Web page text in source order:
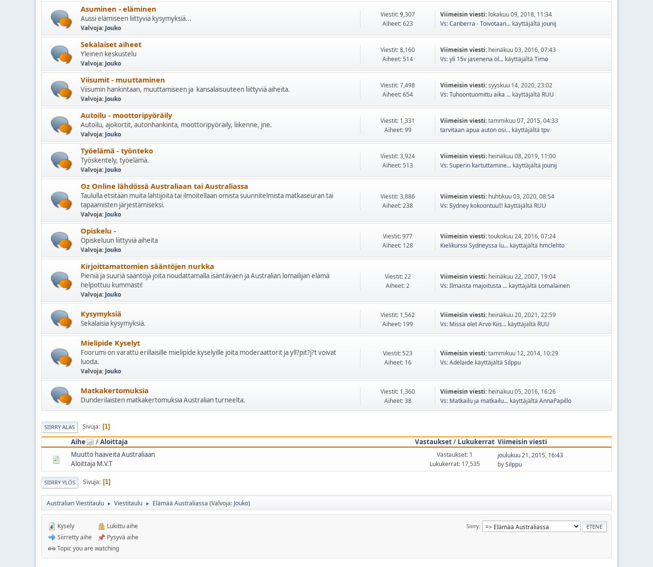
Asuminen - eläminen
Aussi elämiseen liittyviä kysymyksiä...
Valvoja: Jouko
Viestit: 9,307
Aiheet: 623
Viimeisin viesti: lokakuu 09, 2018, 11:34
Vs: Canberra - Toivotaan... käyttäjältä jounij
Sekalaiset aiheet
Yleinen keskustelu
Valvoja: Jouko
Viestit: 8,160
Aiheet: 514
Viimeisin viesti: heinäkuu 03, 2016, 07:43
Vs: yli 15v jasenena ol... käyttäjältäTimo
Viisumit - muuttaminen
Viisumin hankintaan, muuttamiseen ja kansalaisuuteen liittyviä aiheita.
Valvoja: Jouko
Viestit: 7,498
Aiheet: 654
Viimeisin viesti:syyskuu 14, 2020, 23:02
Vs: Tuhoontuomittu aika ... käyttäjältä RUU
Autoilu - moottoripyöräily
Autoilu, ajokortit, autonhankinta, moottoripyöräily, liikenne, jne.
Valvoja: Jouko
Viestit: 1,331
Aiheet: 99
Viimeisin viesti:tammikuu 07, 2015, 04:33
tarvitaan apua auton osi... käyttäjältätpv
Työelämä - työnteko
Työskentely, työelämä.
Valvoja: Jouko
Viestit: 3,924
Aiheet: 513
Viimeisin viesti: heinäkuu 08, 2019, 11:00
Vs: Superin kartuttamine... käyttäjältä jounij
Oz Online lähdössä Australiaan tai Australiassa
Taululla etsitään muita lähtijöitä tai ilmoitellaan omista suunnitelmista matkaseuran tai
tapaamisten järjestämiseksi.
Valvoja: Jouko
Viestit: 3,886
Aiheet: 238
Viimeisin viesti: huhtikuu 03, 2020, 08:54
Vs: Sydney kokoontuu!!! käyttäjältä RUU
Opiskelu -
Opiskeluun liittyviä aiheita
Valvoja: Jouko
Viestit: 977
Aiheet: 128
Viimeisin viesti:toukokuu 24, 2016, 07:24
Kielikurssi Sydneyssa lu... käyttäjältä hmclehto
Kirjoittamattomien sääntöjen nurkka
Pieniä ja suuriä sääntöjä joita noudattamalla isäntäväen ja Australian lomailijan elämä
helpottuu kummasti!
Valvoja: Jouko
Viestit: 22
Aiheet: 2
Viimeisin viesti: heinäkuu 22, 2007, 19:04
Vs: Ilmaista majoitusta ... käyttäjältä Lomalainen
Kysymyksiä
Sekalaisia kysymyksiä.
Viestit: 1,562
Aiheet: 199
Viimeisin viesti: heinäkuu 20, 2021, 22:59
Vs: Missä olet Arvo Kiis... käyttäjältä RUU
Mielipide Kyselyt
Foorumi on varattu erillaisille mielipide kyselyille joita moderaattorit ja yll?pit?j?t voivat
luoda.
Valvoja: Jouko
Viestit: 523
Aiheet: 16
Viimeisin viesti:tammikuu 12, 2014, 10:29
Vs: Adelaide käyttäjältäSilppu
Matkakertomuksia
Dunderilaisten matkakertomuksia Australian turneelta.
Viestit: 1,360
Aiheet: 38
Viimeisin viesti: heinäkuu 05, 2016, 16:26
Vs: Matkailu ja matkailu... käyttäjältäAnnaPapillo
SIIRRY ALAS Sivuja 1
Aihe /Aloittaja Vastaukset/ Lukukerrat Viimeisin viesti
Muutto haaveita Australiaan
Aloittaja M.V.T
Vastaukset: 1
Lukukerrat: 17,535
joulukuu 21, 2015, 16:43
bySilppu
SIIRRY YLÖS Sivuja 1
Australian Viestitaulu ► Viestitaulu ► Elämää Australiassa (Valvoja: Jouko)
Siirry
Kysely
Siirretty aihe
Lukittu aihe
Pysyvä aihe
Topic you are watching